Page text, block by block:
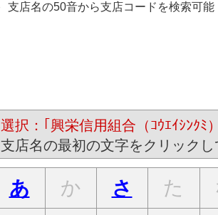
支店名の50音から支店コードを検索可能
選択：｢興栄信用組合（ｺｳｴｲｼﾝｸ
支店名の最初の文字をクリック
あ か さ た